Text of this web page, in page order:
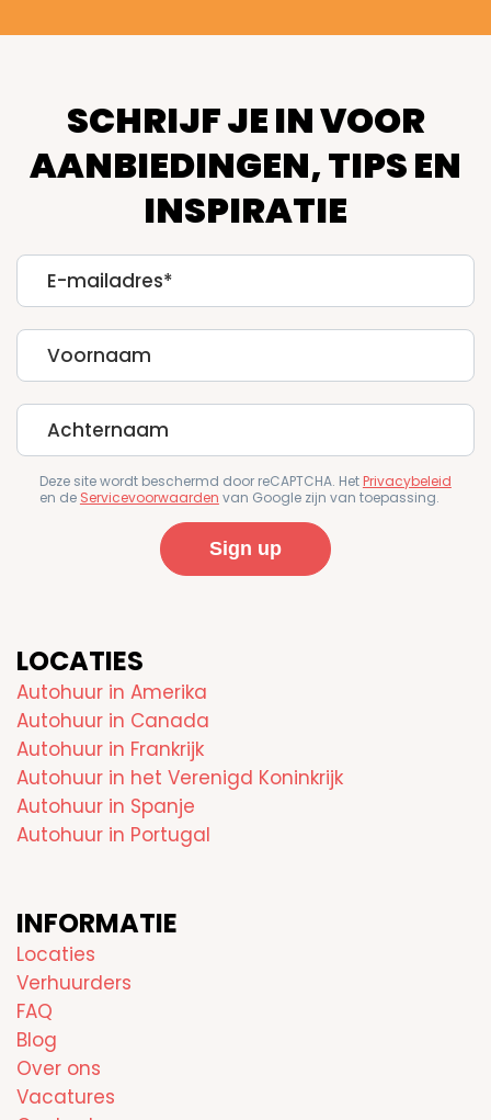
SCHRIJF JE IN VOOR
AANBIEDINGEN, TIPS EN
INSPIRATIE
E-
mailadres
First
Name
Last
Name
Deze site wordt beschermd door reCAPTCHA. HetPrivacybeleid
en de Servicevoorwaarden van Google zijn van toepassing.
LOCATIES
Autohuur in Amerika
Autohuur in Canada
Autohuur in Frankrijk
Autohuur in het Verenigd Koninkrijk
Autohuur in Spanje
Autohuur in Portugal
INFORMATIE
Locaties
Verhuurders
FAQ
Blog
Over ons
Vacatures